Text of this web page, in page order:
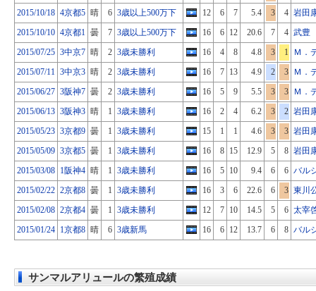
2015/10/18 4京都5 晴 6 3歳以上500万下 12 6 7 5.4 3 4 岩田
2015/10/10 4京都1 曇 7 3歳以上500万下 16 6 12 20.6 7 4 武豊
2015/07/25 3中京7 晴 2 3歳未勝利 16 4 8 4.8 3 1
Ｍ．
2015/07/11 3中京3 晴 2 3歳未勝利 16 7 13 4.9 2 3
Ｍ．
2015/06/27 3阪神7 曇 2 3歳未勝利 16 5 9 5.5 3 3
Ｍ．
2015/06/13 3阪神3 晴 1 3歳未勝利 16 2 4 6.2 3 2 岩田
2015/05/23 3京都9 曇 1 3歳未勝利 15 1 1 4.6 3 3 岩田
2015/05/09 3京都5 曇 1 3歳未勝利 16 8 15 12.9 5 8 岩田
2015/03/08 1阪神4 晴 1 3歳未勝利 16 5 10 9.4 6 6 バル
2015/02/22 2京都8 曇 1 3歳未勝利 16 3 6 22.6 6 3 東川
2015/02/08 2京都4 曇 1 3歳未勝利 12 7 10 14.5 5 6 太宰
2015/01/24 1京都8 晴 6 3歳新馬 16 6 12 13.7 6 8 バル
サンマルアリュールの繁殖成績